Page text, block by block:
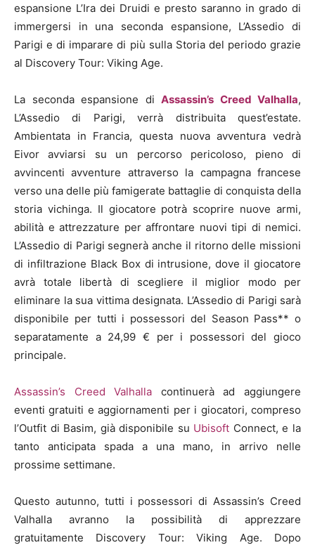
espansione L’Ira dei Druidi e presto saranno in grado di
immergersi in una seconda espansione, L’Assedio di
Parigi e di imparare di più sulla Storia del periodo grazie
al Discovery Tour: Viking Age.
La seconda espansione di Assassin’s Creed Valhalla,
L’Assedio di Parigi, verrà distribuita quest’estate.
Ambientata in Francia, questa nuova avventura vedrà
Eivor avviarsi su un percorso pericoloso, pieno di
avvincenti avventure attraverso la campagna francese
verso una delle più famigerate battaglie di conquista della
storia vichinga. Il giocatore potrà scoprire nuove armi,
abilità e attrezzature per affrontare nuovi tipi di nemici.
L’Assedio di Parigi segnerà anche il ritorno delle missioni
di infiltrazione Black Box di intrusione, dove il giocatore
avrà totale libertà di scegliere il miglior modo per
eliminare la sua vittima designata. L’Assedio di Parigi sarà
disponibile per tutti i possessori del Season Pass** o
separatamente a 24,99 € per i possessori del gioco
principale.
Assassin’s Creed Valhalla continuerà ad aggiungere
eventi gratuiti e aggiornamenti per i giocatori, compreso
l’Outfit di Basim, già disponibile su Ubisoft Connect, e la
tanto anticipata spada a una mano, in arrivo nelle
prossime settimane.
Questo autunno, tutti i possessori di Assassin’s Creed
Valhalla avranno la possibilità di apprezzare
gratuitamente Discovery Tour: Viking Age. Dopo